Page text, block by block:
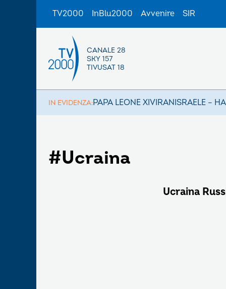
TV2000 InBlu2000 Avvenire SIR
CANALE 28
SKY 157
TIVUSAT 18
IN EVIDENZA:PAPA LEONE XIVIRANISRAELE –
#Ucraina
Ucraina